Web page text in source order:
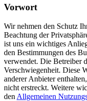
Vorwort
Wir nehmen den Schutz
Beachtung der
ist uns ein wichtiges
den Bestimmungen des
verwendet. Die Betreiber
Verschwiegenheit. Diese
anderer Anbieter
nicht erstreckt. Weitere
den Allgemeinen